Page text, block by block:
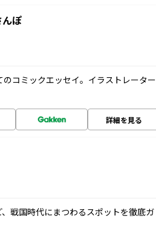
ぽ
コミックエッセイ。イラストレーター
詳細を見る
戦国時代にまつわるスポットを徹底ガ